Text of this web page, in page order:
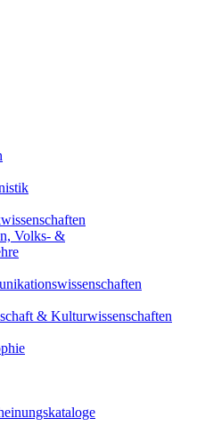
Volks- &
& Kulturwissenschaften